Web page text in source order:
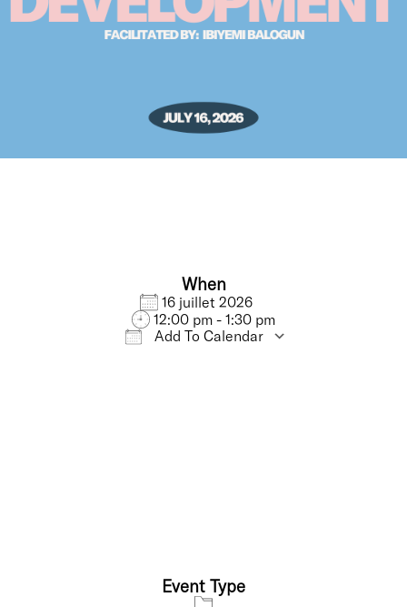
When
16 juillet 2026
12:00 pm - 1:30 pm
Add To Calendar
Event Type